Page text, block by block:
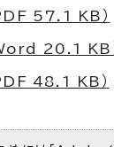
PDF 57.1 KB）
Word 20.1 KB
PDF 48.1 KB）